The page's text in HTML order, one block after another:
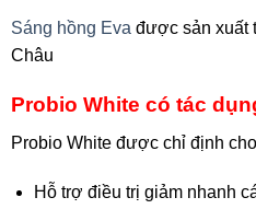
Sáng hồng Eva được sản xuất
Châu
Probio White có tác
Probio White được chỉ định
Hỗ trợ điều trị giảm nhanh